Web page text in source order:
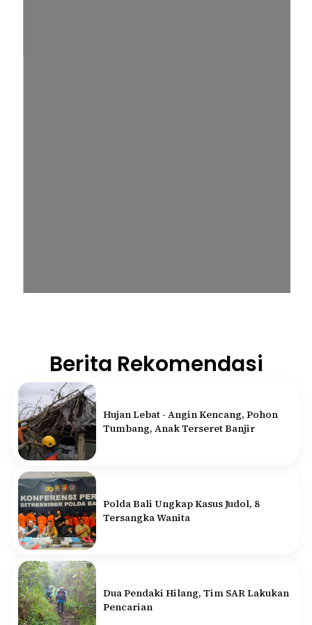
Berita Rekomendasi
Hujan Lebat - Angin Kencang, Pohon
Tumbang, Anak Terseret Banjir
Polda Bali Ungkap Kasus Judol, 8
Tersangka Wanita
Dua Pendaki Hilang, Tim SAR Lakukan
Pencarian